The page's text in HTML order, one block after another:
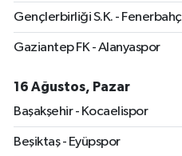
Gençlerbirliği S.K. -
Gaziantep FK - Alanyaspor
16 Ağustos, Pazar
Başakşehir - Kocaelispor
Beşiktaş - Eyüpspor